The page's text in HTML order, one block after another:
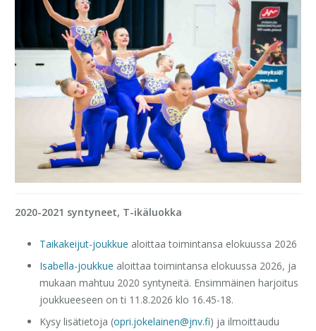
2020-2021 syntyneet, T-ikäluokka
Taikakeijut-joukkue aloittaa toimintansa elokuussa 2026
Isabella-joukkue aloittaa toimintansa elokuussa 2026, ja
mukaan mahtuu 2020 syntyneitä. Ensimmäinen harjoitus
joukkueeseen on ti 11.8.2026 klo 16.45-18.
Kysy lisätietoja (opri.jokelainen@jnv.fi) ja ilmoittaudu